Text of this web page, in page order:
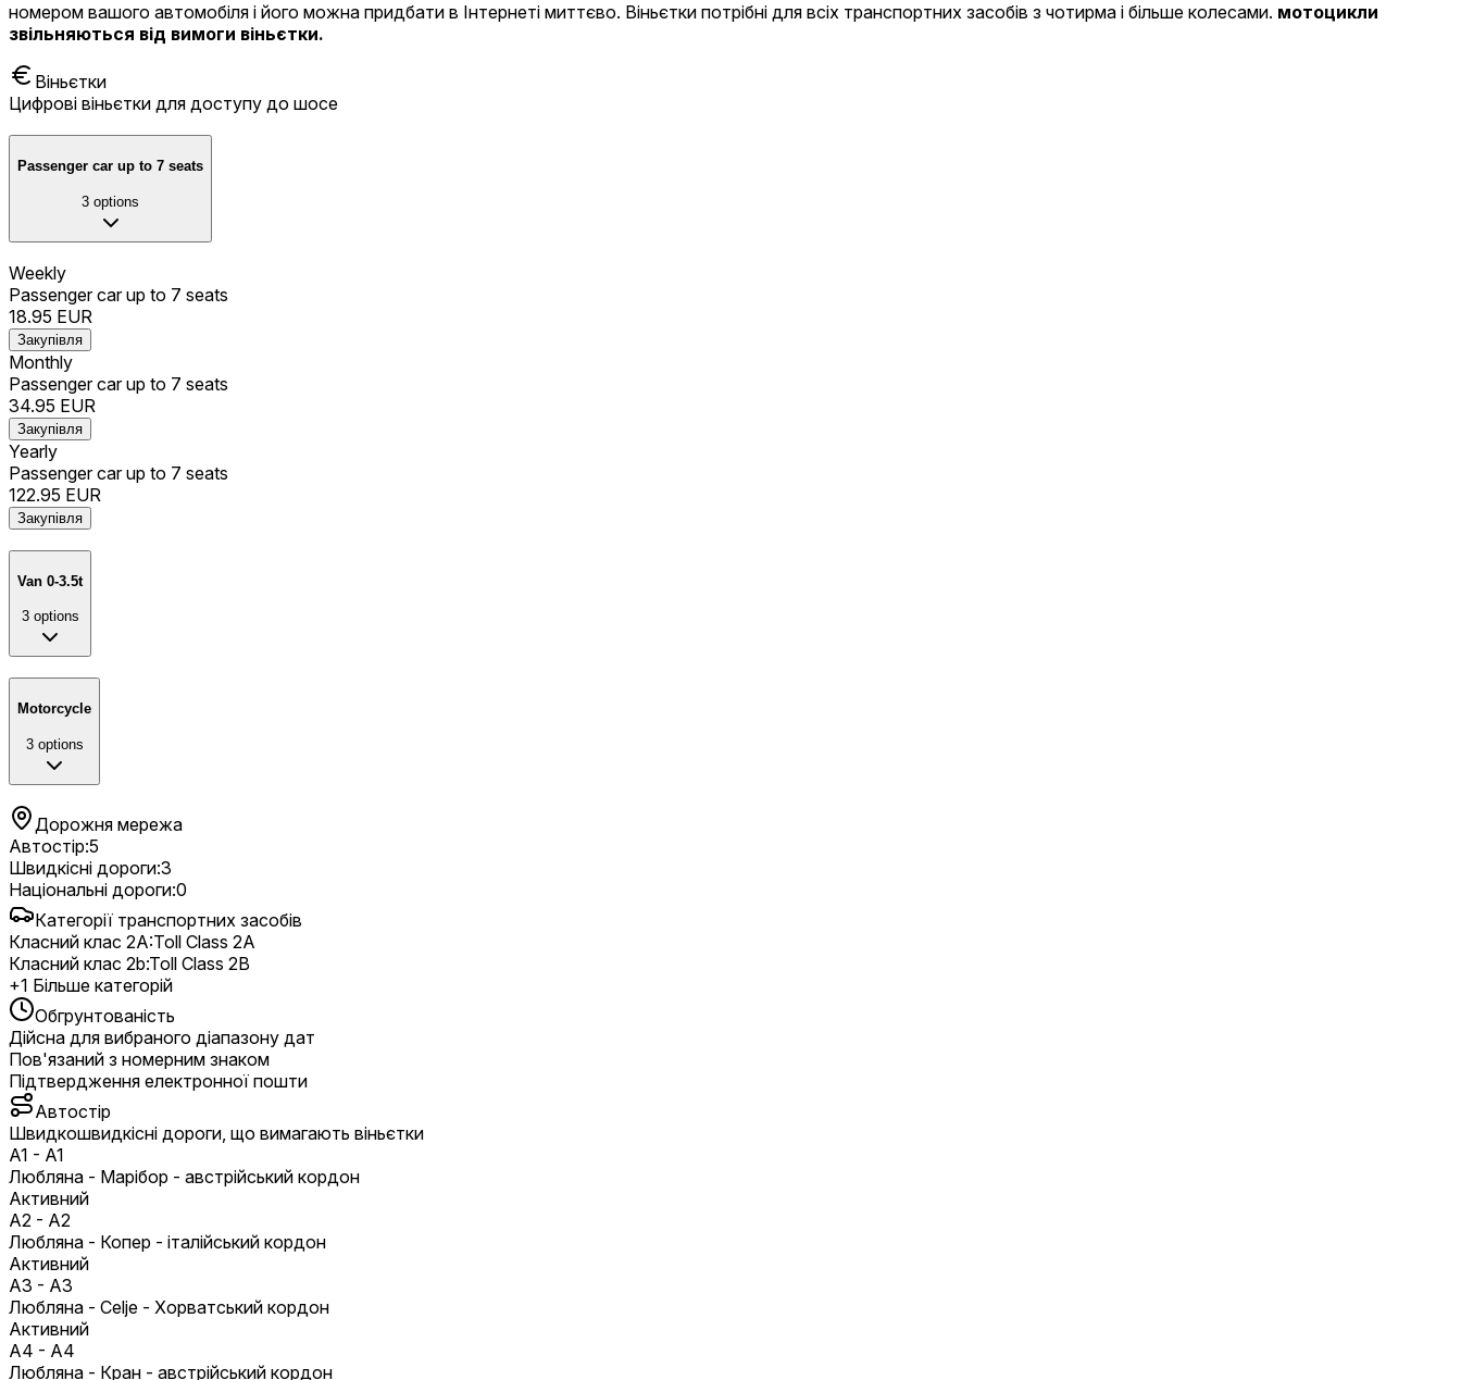
номером вашого автомобіля і його можна придбати в Інтернеті миттєво. Віньєтки потрібні для всіх транспортних засобів з чотирма і більше колесами. мотоцикли
звільняються від вимоги віньєтки.
Віньєтки
Цифрові віньєтки для доступу до шосе
Passenger car up to 7 seats
3 options
Weekly
Passenger car up to 7 seats
18.95 EUR
Закупівля
Monthly
Passenger car up to 7 seats
34.95 EUR
Закупівля
Yearly
Passenger car up to 7 seats
122.95 EUR
Закупівля
Van 0-3.5t
3 options
Motorcycle
3 options
Дорожня мережа
Автостір:5
Швидкісні дороги:3
Національні дороги:0
Категорії транспортних засобів
Класний клас 2A:Toll Class 2A
Класний клас 2b:Toll Class 2B
+1 Більше категорій
Обгрунтованість
Дійсна для вибраного діапазону дат
Пов'язаний з номерним знаком
Підтвердження електронної пошти
Автостір
Швидкошвидкісні дороги, що вимагають віньєтки
A1 - A1
Любляна - Марібор - австрійський кордон
Активний
A2 - A2
Любляна - Копер - італійський кордон
Активний
A3 - A3
Любляна - Celje - Хорватський кордон
Активний
A4 - A4
Любляна - Кран - австрійський кордон